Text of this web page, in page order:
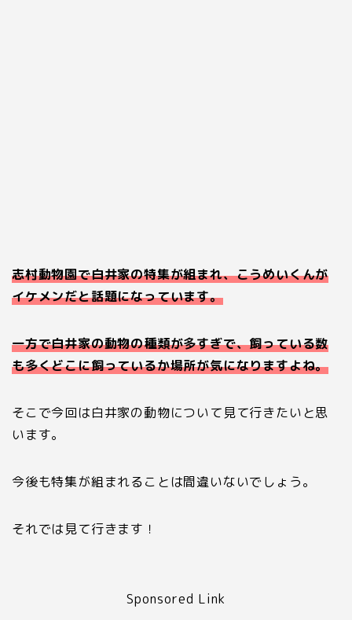
志村動物園で白井家の特集が組まれ、こうめいくんが
イケメンだと話題になっています。
一方で白井家の動物の種類が多すぎで、飼っている数
も多くどこに飼っているか場所が気になりますよね。
そこで今回は白井家の動物について見て行きたいと思
います。
今後も特集が組まれることは間違いないでしょう。
それでは見て行きます！
Sponsored Link